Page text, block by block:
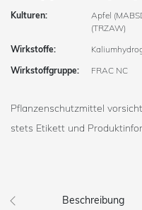
Kulturen:
Apfel
(TRZAW)
Wirkstoffe:
Wirkstoffgruppe:
FRAC NC
Pflanzenschutzmittel
stets Etikett und
Beschreibung